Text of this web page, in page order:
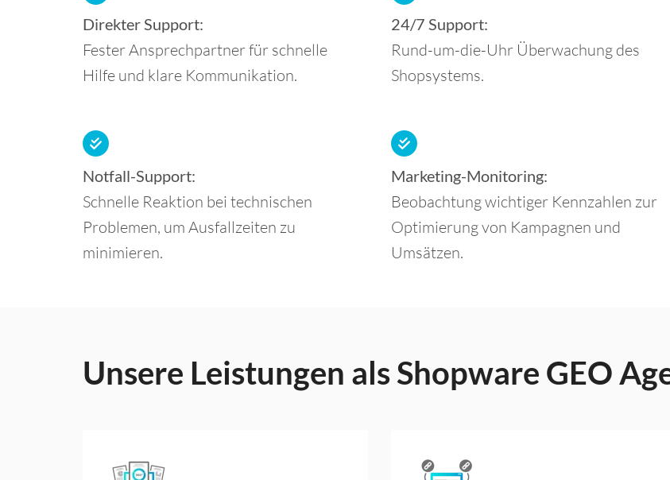
Direkter Support:
Fester Ansprechpartner für schnelle
Hilfe und klare Kommunikation.
24/7 Support:
Rund-um-die-Uhr Überwachung des
Shopsystems.
Notfall-Support:
Schnelle Reaktion bei technischen
Problemen, um Ausfallzeiten zu
minimieren.
Marketing-Monitoring:
Beobachtung wichtiger Kennzahlen zur
Optimierung von Kampagnen und
Umsätzen.
Unsere Leistungen als Shopware GEO